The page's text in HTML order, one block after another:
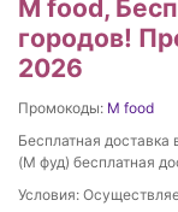
M food,
городов!
2026
Промокоды: M food
Бесплатная
(М фуд) бесплатная
Условия: